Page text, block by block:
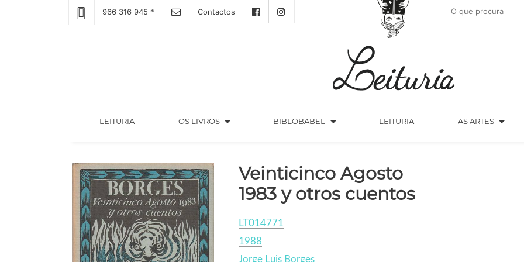
966 316 945 * Contactos
LEITURIA(CURRENT) OS LIVROS arrow_drop_down BIBLOBABEL arrow_drop_down LEITURIA AS ARTES arrow_drop_down
Veinticinco Agosto
1983 y otros cuentos
LT014771
1988
Jorge Luis Borges